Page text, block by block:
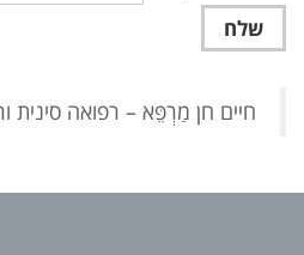
‏חיים חן מַרְפֵּא – רפואה סינית